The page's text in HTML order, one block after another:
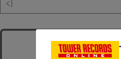
く]